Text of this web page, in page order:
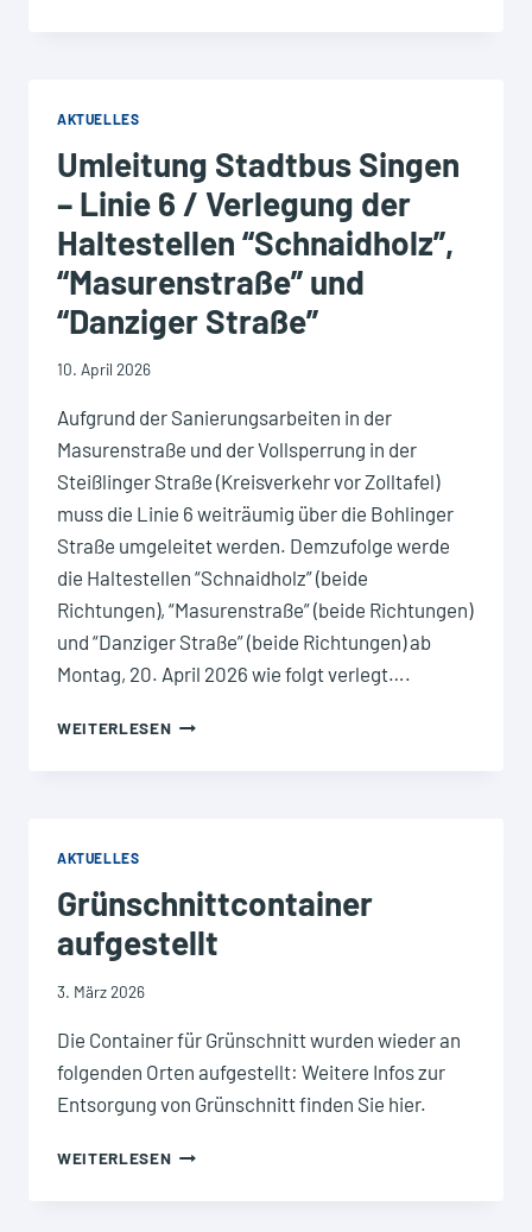
JULI
NUR
NOCH
IM
WERTSTOFFHOF
AKTUELLES
Umleitung Stadtbus Singen
– Linie 6 / Verlegung der
Haltestellen “Schnaidholz”,
“Masurenstraße” und
“Danziger Straße”
10. April 2026
Aufgrund der Sanierungsarbeiten in der
Masurenstraße und der Vollsperrung in der
Steißlinger Straße (Kreisverkehr vor Zolltafel)
muss die Linie 6 weiträumig über die Bohlinger
Straße umgeleitet werden. Demzufolge werde
die Haltestellen “Schnaidholz” (beide
Richtungen), “Masurenstraße” (beide Richtungen)
und “Danziger Straße” (beide Richtungen) ab
Montag, 20. April 2026 wie folgt verlegt….
WEITERLESENUMLEITUNG
VERLEGUNG
DER
HALTESTELLEN
DANZIGER S
TRASSE”
AKTUELLES
Grünschnittcontainer
aufgestellt
3. März 2026
Die Container für Grünschnitt wurden wieder an
folgenden Orten aufgestellt: Weitere Infos zur
Entsorgung von Grünschnitt finden Sie hier.
WEITERLESENGRÜNSCHNITTCONTAINER